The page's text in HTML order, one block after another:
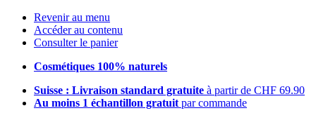
Revenir au menu
Accéder au contenu
Consulter le panier
Cosmétiques 100% naturels
Suisse : Livraison standard gratuite à partir de CHF 69.90
Au moins 1 échantillon gratuit par commande